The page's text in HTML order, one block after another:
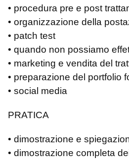
• procedura pre e post
• organizzazione della
• patch test
• quando non possiamo
• marketing e vendita del
• preparazione del portfolio
• social media
PRATICA
• dimostrazione e
• dimostrazione completa